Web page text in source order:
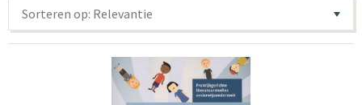
Sorteren op: Relevantie